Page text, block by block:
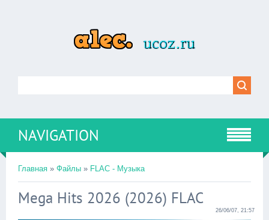
NAVIGATION
Главная » Файлы » FLAC - Музыка
Mega Hits 2026 (2026) FLAC
26/06/07, 21:57